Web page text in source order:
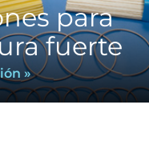
para
fuerte
»